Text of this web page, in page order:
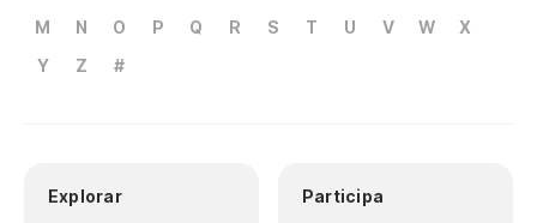
M
N O P Q R S T U V W
X
Y
Z #
Explorar Participa